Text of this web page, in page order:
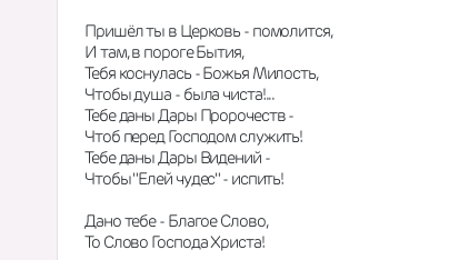
Пришёл ты в Церковь - помолится,
И там, в пороге Бытия,
Тебя коснулась - Божья Милость,
Чтобы душа - была чиста!...
Тебе даны Дары Пророчеств -
Чтоб перед Господом служить!
Тебе даны Дары Видений -
Чтобы "Елей чудес" - испить!
Дано тебе - Благое Слово,
То Слово Господа Христа!